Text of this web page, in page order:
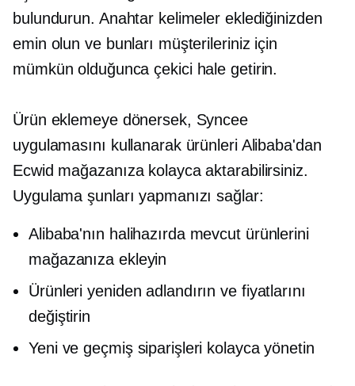
bulundurun. Anahtar kelimeler eklediğinizden
emin olun ve bunları müşterileriniz için
mümkün olduğunca çekici hale getirin.
Ürün eklemeye dönersek, Syncee
uygulamasını kullanarak ürünleri Alibaba'dan
Ecwid mağazanıza kolayca aktarabilirsiniz.
Uygulama şunları yapmanızı sağlar:
Alibaba'nın halihazırda mevcut ürünlerini
mağazanıza ekleyin
Ürünleri yeniden adlandırın ve fiyatlarını
değiştirin
Yeni ve geçmiş siparişleri kolayca yönetin